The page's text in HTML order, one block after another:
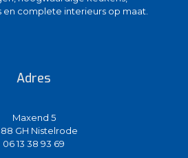
complete interieurs op maat.
Adres
Maxend 5
GH Nistelrode
06 13 38 93 69